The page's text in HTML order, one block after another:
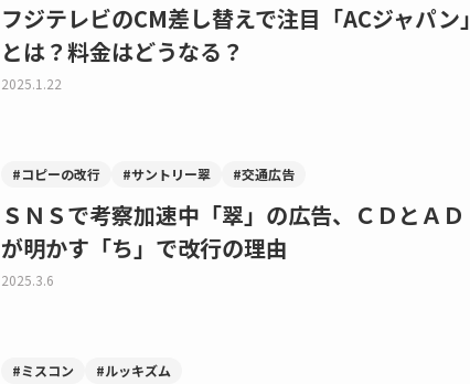
フジテレビのCM差し替えで注目「ACジャパン」
とは？料金はどうなる？
2025.1.22
#コピーの改行 #サントリー翠 #交通広告
ＳＮＳで考察加速中「翠」の広告、ＣＤとＡＤ
が明かす「ち」で改行の理由
2025.3.6
#ミスコン #ルッキズム